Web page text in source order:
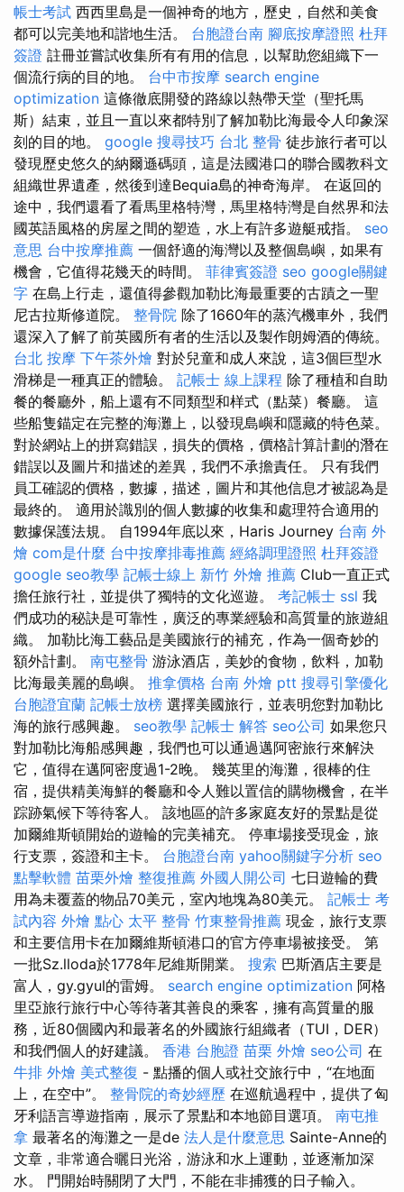
帳士考試 西西里島是一個神奇的地方，歷史，自然和美食
都可以完美地和諧地生活。 台胞證台南 腳底按摩證照 杜拜
簽證 註冊並嘗試收集所有有用的信息，以幫助您組織下一
個流行病的目的地。 台中市按摩 search engine
optimization 這條徹底開發的路線以熱帶天堂（聖托馬
斯）結束，並且一直以來都特別了解加勒比海最令人印象深
刻的目的地。 google 搜尋技巧 台北 整骨 徒步旅行者可以
發現歷史悠久的納爾遜碼頭，這是法國港口的聯合國教科文
組織世界遺產，然後到達Bequia島的神奇海岸。 在返回的
途中，我們還看了看馬里格特灣，馬里格特灣是自然界和法
國英語風格的房屋之間的塑造，水上有許多遊艇戒指。 seo
意思 台中按摩推薦 一個舒適的海灣以及整個島嶼，如果有
機會，它值得花幾天的時間。 菲律賓簽證 seo google關鍵
字 在島上行走，還值得參觀加勒比海最重要的古蹟之一聖
尼古拉斯修道院。 整骨院 除了1660年的蒸汽機車外，我們
還深入了解了前英國所有者的生活以及製作朗姆酒的傳統。
台北 按摩 下午茶外燴 對於兒童和成人來說，這3個巨型水
滑梯是一種真正的體驗。 記帳士 線上課程 除了種植和自助
餐的餐廳外，船上還有不同類型和样式（點菜）餐廳。 這
些船隻錨定在完整的海灘上，以發現島嶼和隱藏的特色菜。
對於網站上的拼寫錯誤，損失的價格，價格計算計劃的潛在
錯誤以及圖片和描述的差異，我們不承擔責任。 只有我們
員工確認的價格，數據，描述，圖片和其他信息才被認為是
最終的。 適用於識別的個人數據的收集和處理符合適用的
數據保護法規。 自1994年底以來，Haris Journey 台南 外
燴 com是什麼 台中按摩排毒推薦 經絡調理證照 杜拜簽證
google seo教學 記帳士線上 新竹 外燴 推薦 Club一直正式
擔任旅行社，並提供了獨特的文化巡遊。 考記帳士 ssl 我
們成功的秘訣是可靠性，廣泛的專業經驗和高質量的旅遊組
織。 加勒比海工藝品是美國旅行的補充，作為一個奇妙的
額外計劃。 南屯整骨 游泳酒店，美妙的食物，飲料，加勒
比海最美麗的島嶼。 推拿價格 台南 外燴 ptt 搜尋引擎優化
台胞證宜蘭 記帳士放榜 選擇美國旅行，並表明您對加勒比
海的旅行感興趣。 seo教學 記帳士 解答 seo公司 如果您只
對加勒比海船感興趣，我們也可以通過邁阿密旅行來解決
它，值得在邁阿密度過1-2晚。 幾英里的海灘，很棒的住
宿，提供精美海鮮的餐廳和令人難以置信的購物機會，在半
踪跡氣候下等待客人。 該地區的許多家庭友好的景點是從
加爾維斯頓開始的遊輪的完美補充。 停車場接受現金，旅
行支票，簽證和主卡。 台胞證台南 yahoo關鍵字分析 seo
點擊軟體 苗栗外燴 整復推薦 外國人開公司 七日遊輪的費
用為未覆蓋的物品70美元，室內地塊為80美元。 記帳士 考
試內容 外燴 點心 太平 整骨 竹東整骨推薦 現金，旅行支票
和主要信用卡在加爾維斯頓港口的官方停車場被接受。 第
一批Sz.lloda於1778年尼維斯開業。 搜索 巴斯酒店主要是
富人，gy.gyul的雷姆。 search engine optimization 阿格
里亞旅行旅行中心等待著其善良的乘客，擁有高質量的服
務，近80個國內和最著名的外國旅行組織者（TUI，DER）
和我們個人的好建議。 香港 台胞證 苗栗 外燴 seo公司 在
牛排 外燴 美式整復 - 點播的個人或社交旅行中，“在地面
上，在空中”。 整骨院的奇妙經歷 在巡航過程中，提供了匈
牙利語言導遊指南，展示了景點和本地節目選項。 南屯推
拿 最著名的海灘之一是de 法人是什麼意思 Sainte-Anne的
文章，非常適合曬日光浴，游泳和水上運動，並逐漸加深
水。 門開始時關閉了大門，不能在非捕獲的日子輸入。